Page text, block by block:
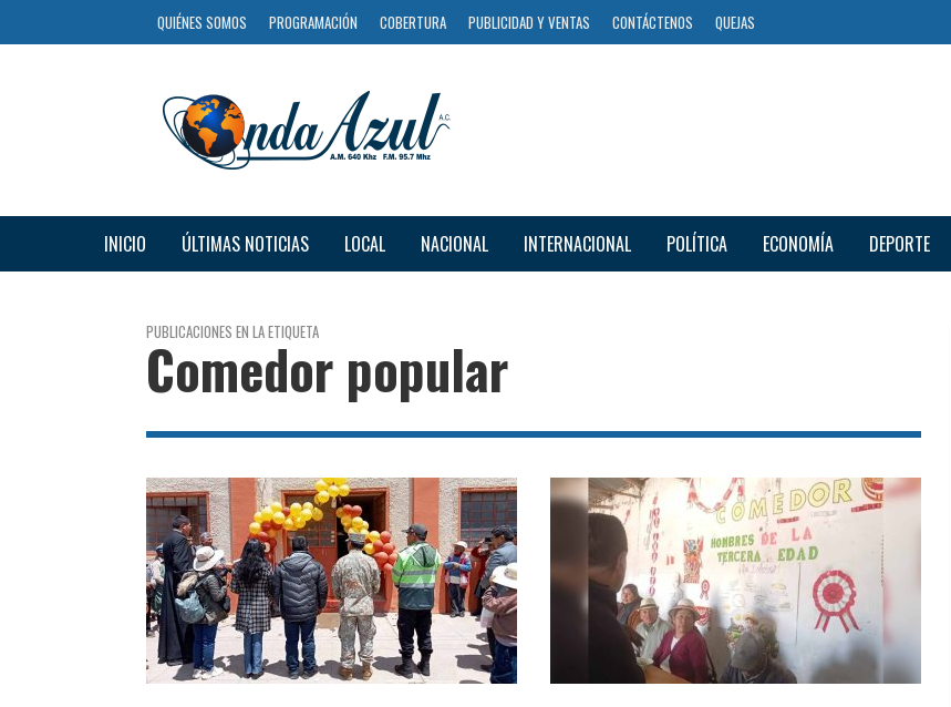
QUIÉNES SOMOS PROGRAMACIÓN COBERTURA PUBLICIDAD Y VENTAS CONTÁCTENOS QUEJAS
INICIO ÚLTIMAS NOTICIAS LOCAL NACIONAL INTERNACIONAL POLÍTICA ECONOMÍA DEPORTE
PUBLICACIONES EN LA ETIQUETA
Comedor popular